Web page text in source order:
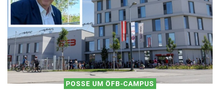
POSSE UM ÖFB-CAMPUS